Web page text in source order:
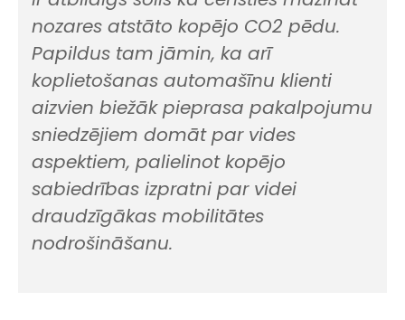
nozares atstāto kopējo CO2 pēdu.
Papildus tam jāmin, ka arī
koplietošanas automašīnu klienti
aizvien biežāk pieprasa pakalpojumu
sniedzējiem domāt par vides
aspektiem, palielinot kopējo
sabiedrības izpratni par videi
draudzīgākas mobilitātes
nodrošināšanu.